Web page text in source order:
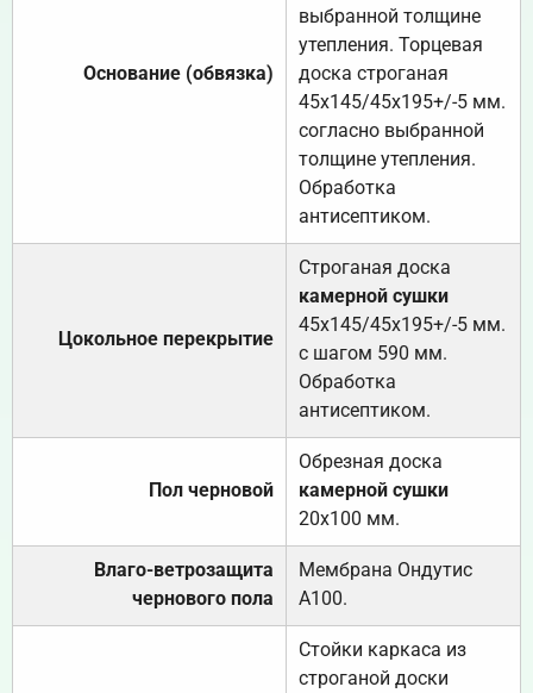
Основание (обвязка)
выбранной толщине
утепления. Торцевая
доска строганая
45х145/45х195+/-5 мм.
согласно выбранной
толщине утепления.
Обработка
антисептиком.
Цокольное перекрытие
Строганая доска
камерной сушки
45х145/45х195+/-5 мм.
с шагом 590 мм.
Обработка
антисептиком.
Пол черновой
Обрезная доска
камерной сушки
20х100 мм.
Влаго-ветрозащита
чернового пола
Мембрана Ондутис
А100.
Стойки каркаса из
строганой доски